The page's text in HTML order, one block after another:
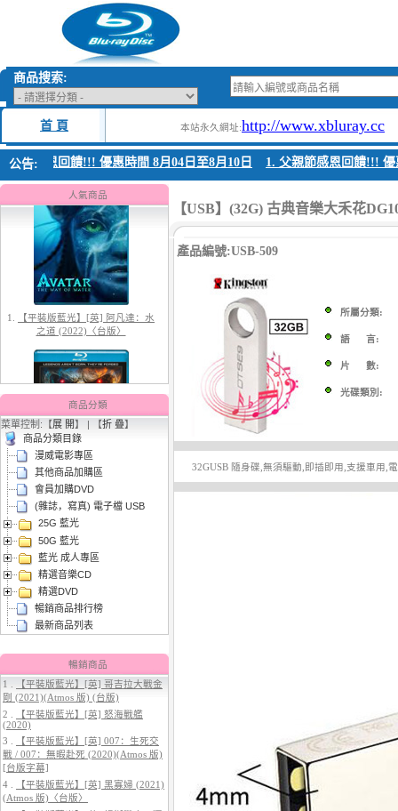
商品搜索:
首 頁 本站永久網址:http://www.xbluray.cc
公告:
節感恩回饋!!! 優惠時間 8月04日至8月10日 1. 父親節感恩回饋!!! 優
人氣商品
1.【平裝版藍光】[英] 阿凡達：水
之道 (2022)〈台版〉
【平裝版藍光】[英] 太空超人
(2026)[台版字幕]
3. 【平裝版藍光】[英] 曼達洛人與
古古 (2026)[台版字幕]
4.【平裝版藍光】[英] 穿著PRADA
的惡魔 2 (2026)[台版字幕]
商品分類
菜單控制:【展 開】 | 【折 疊】
商品分類目錄
漫威電影專區
其他商品加購區
會員加購DVD
(雜誌，寫真) 電子檔 USB
25G 藍光
50G 藍光
藍光 成人專區
精選音樂CD
精選DVD
暢銷商品排行榜
最新商品列表
暢銷商品
1 .
【平裝版藍光】[英] 哥吉拉大戰金
剛 (2021)(Atmos 版) (台版)
2 .
【平裝版藍光】[英] 怒海戰艦
(2020)
3 .
【平裝版藍光】[英] 007：生死交
戰 / 007：無暇赴死 (2020)(Atmos 版)
[台版字幕]
4 .
【平裝版藍光】[英] 黑寡婦 (2021)
(Atmos 版)〈台版〉
【USB】(32G) 古典音樂大禾花
產品編號:USB-509
所屬分類:
語 言:
片 數:
光碟類別:
32GUSB 隨身碟,無須驅動,即插即用,支援車用,